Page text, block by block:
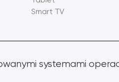
Smart TV
systemami